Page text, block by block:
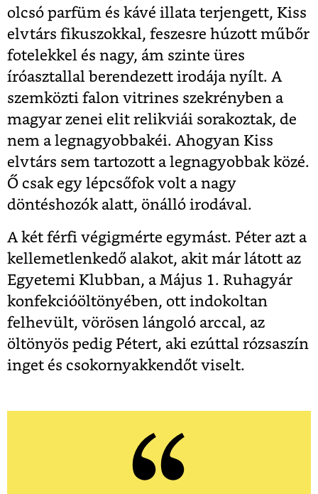
olcsó parfüm és kávé illata terjengett, Kiss
elvtárs fikuszokkal, feszesre húzott műbőr
fotelekkel és nagy, ám szinte üres
íróasztallal berendezett irodája nyílt. A
szemközti falon vitrines szekrényben a
magyar zenei elit relikviái sorakoztak, de
nem a legnagyobbakéi. Ahogyan Kiss
elvtárs sem tartozott a legnagyobbak közé.
Ő csak egy lépcsőfok volt a nagy
döntéshozók alatt, önálló irodával.
A két férfi végigmérte egymást. Péter azt a
kellemetlenkedő alakot, akit már látott az
Egyetemi Klubban, a Május 1. Ruhagyár
konfekcióöltönyében, ott indokoltan
felhevült, vörösen lángoló arccal, az
öltönyös pedig Pétert, aki ezúttal rózsaszín
inget és csokornyakkendőt viselt.